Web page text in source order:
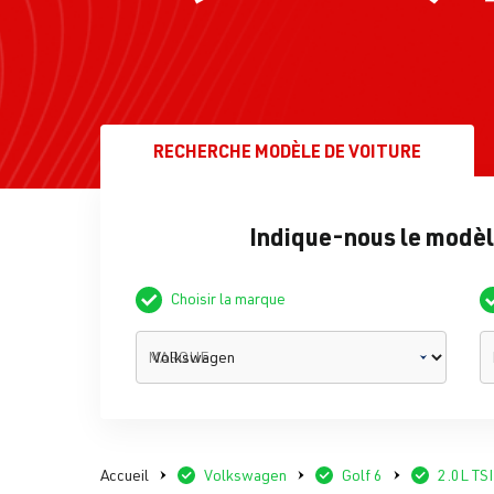
RECHERCHE MODÈLE DE VOITURE
Indique-nous le
Choisir la marque
MARQUE
Accueil Volkswagen Golf 6 2.0L